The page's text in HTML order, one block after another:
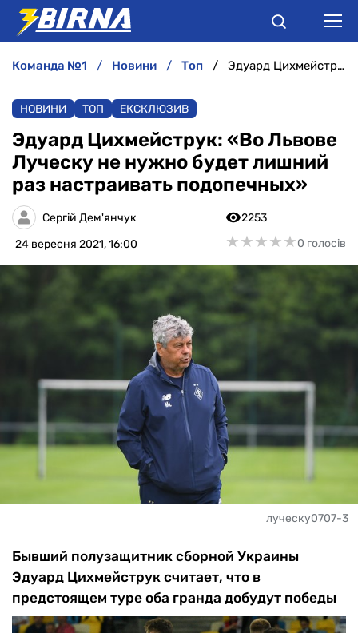
АНАЛІТИКА
ІНТЕРВ'Ю
РІЗНЕ
БУКМЕКЕРИ
команда №1 новини топ Эдуард Цихмейструк: «Во Львове Луческу не нужно будет лишний раз настраивать подопечных»
НОВИНИ ТОП ЕКСКЛЮЗИВ
Эдуард Цихмейструк: «Во Львове
Луческу не нужно будет лишний
раз настраивать подопечных»
Сергій Дем'янчук
24 вересня 2021, 16:00
2253
★★★★★
★★★★★0 голосів
луческу0707-3
Бывший полузащитник сборной Украины
Эдуард Цихмейструк считает, что в
предстоящем туре оба гранда добудут победы